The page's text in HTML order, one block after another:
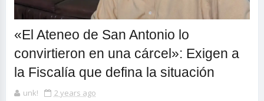
«El Ateneo de San Antonio lo
convirtieron en una cárcel»: Exigen a
la Fiscalía que defina la situación
unk!
2 years ago